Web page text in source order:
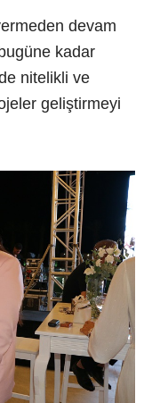
devam
kadar
nitelikli ve
geliştirmeyi